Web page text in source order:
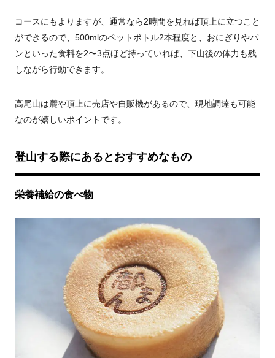
コースにもよりますが、通常なら2時間を見れば頂上に立つこと
ができるので、500mlのペットボトル2本程度と、おにぎりやパ
ンといった食料を2〜3点ほど持っていれば、下山後の体力も残
しながら行動できます。
高尾山は麓や頂上に売店や自販機があるので、現地調達も可能
なのが嬉しいポイントです。
登山する際にあるとおすすめなもの
栄養補給の食べ物